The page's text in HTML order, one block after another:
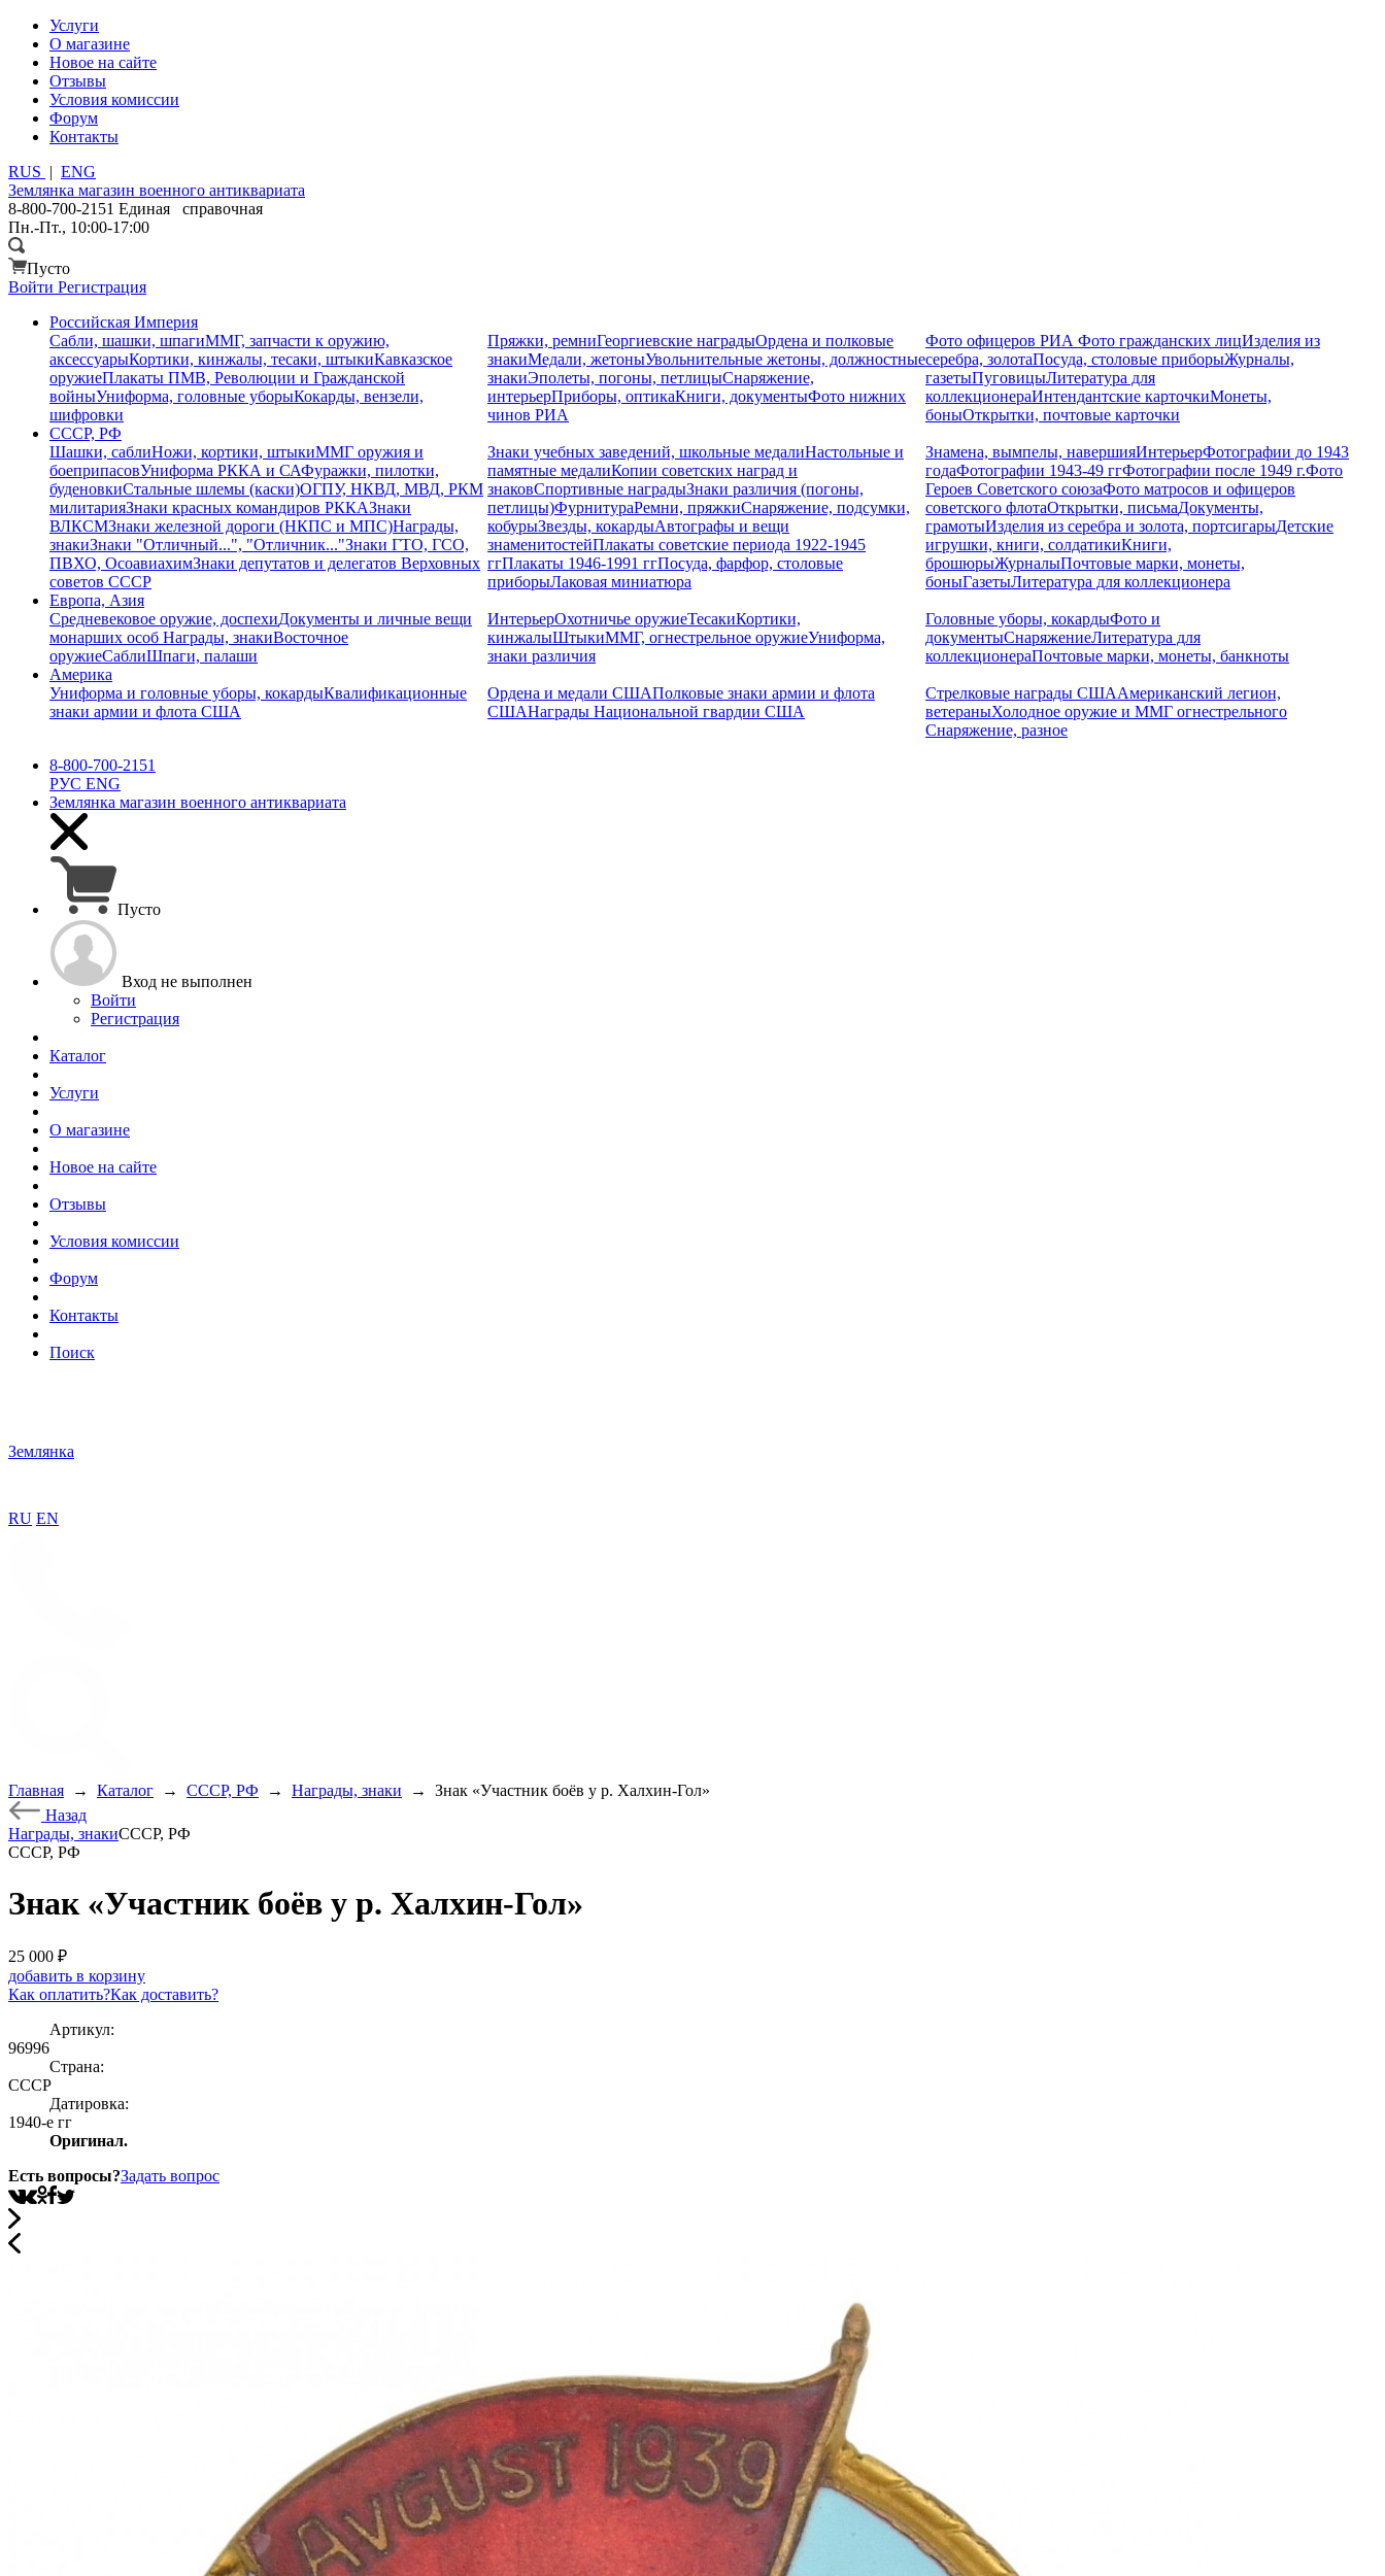
Услуги
О магазине
Новое на сайте
Отзывы
Условия комиссии
Форум
Контакты
RUS | ENG
Землянка магазин военного антиквариата
8-800-700-2151 Единая справочная
Пн.-Пт., 10:00-17:00
Пусто
Войти Регистрация
Российская Империя
Сабли, шашки, шпагиММГ, запчасти к оружию,
аксессуарыКортики, кинжалы, тесаки, штыкиКавказское
оружиеПлакаты ПМВ, Революции и Гражданской
войныУниформа, головные уборыКокарды, вензели,
шифровки
Пряжки, ремниГеоргиевские наградыОрдена и полковые
знакиМедали, жетоныУвольнительные жетоны, должностные
знакиЭполеты, погоны, петлицыСнаряжение,
интерьерПриборы, оптикаКниги, документыФото нижних
чинов РИА
Фото офицеров РИАФото гражданских лицИзделия из
серебра, золотаПосуда, столовые приборыЖурналы,
газетыПуговицыЛитература для
коллекционераИнтендантские карточкиМонеты,
боныОткрытки, почтовые карточки
СССР, РФ
Шашки, саблиНожи, кортики, штыкиММГ оружия и
боеприпасовУниформа РККА и САФуражки, пилотки,
буденовкиСтальные шлемы (каски)ОГПУ, НКВД, МВД, РКМ
милитарияЗнаки красных командиров РККАЗнаки
ВЛКСМЗнаки железной дороги (НКПС и МПС)Награды,
знакиЗнаки "Отличный...", "Отличник..."Знаки ГТО, ГСО,
ПВХО, ОсоавиахимЗнаки депутатов и делегатов Верховных
советов СССР
Знаки учебных заведений, школьные медалиНастольные и
памятные медалиКопии советских наград и
знаковСпортивные наградыЗнаки различия (погоны,
петлицы)ФурнитураРемни, пряжкиСнаряжение, подсумки,
кобурыЗвезды, кокардыАвтографы и вещи
знаменитостейПлакаты советские периода 1922-1945
ггПлакаты 1946-1991 ггПосуда, фарфор, столовые
приборыЛаковая миниатюра
Знамена, вымпелы, навершияИнтерьерФотографии до 1943
годаФотографии 1943-49 ггФотографии после 1949 г.Фото
Героев Советского союзаФото матросов и офицеров
советского флотаОткрытки, письмаДокументы,
грамотыИзделия из серебра и золота, портсигарыДетские
игрушки, книги, солдатикиКниги,
брошюрыЖурналыПочтовые марки, монеты,
боныГазетыЛитература для коллекционера
Европа, Азия
Средневековое оружие, доспехиДокументы и личные вещи
монарших особ Награды, знакиВосточное
оружиеСаблиШпаги, палаши
ИнтерьерОхотничье оружиеТесакиКортики,
кинжалыШтыкиММГ, огнестрельное оружиеУниформа,
знаки различия
Головные уборы, кокардыФото и
документыСнаряжениеЛитература для
коллекционераПочтовые марки, монеты, банкноты
Америка
Униформа и головные уборы, кокардыКвалификационные
знаки армии и флота США
Ордена и медали СШАПолковые знаки армии и флота
СШАНаграды Национальной гвардии США
Стрелковые награды СШААмериканский легион,
ветераныХолодное оружие и ММГ огнестрельного
Снаряжение, разное
8-800-700-2151
РУС ENG
Землянка магазин военного антиквариата
Пусто
Вход не выполнен
Войти
Регистрация
Каталог
Услуги
О магазине
Новое на сайте
Отзывы
Условия комиссии
Форум
Контакты
Поиск
Землянка
RU EN
Главная → Каталог → СССР, РФ → Награды, знаки →
Знак «Участник боёв у р. Халхин-Гол»
Назад
Награды, знакиСССР, РФ
СССР, РФ
Знак «Участник боёв у р. Халхин-Гол»
25 000 ₽
добавить в корзину
Как оплатить?Как доставить?
Артикул:
96996
Страна:
СССР
Датировка:
1940-е гг
Оригинал.
Есть вопросы?Задать вопрос